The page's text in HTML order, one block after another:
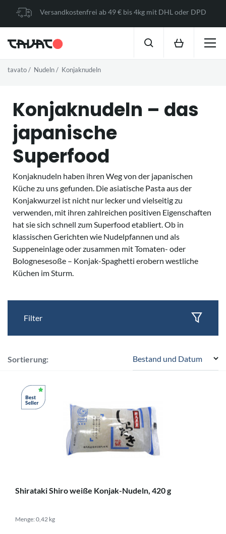
Versandkostenfrei ab 49 € bis 4kg mit DHL oder DPD
tavato Nudeln Konjaknudeln
Konjaknudeln – das
japanische
Superfood
Konjaknudeln haben ihren Weg von der japanischen
Küche zu uns gefunden. Die asiatische Pasta aus der
Konjakwurzel ist nicht nur lecker und vielseitig zu
verwenden, mit ihren zahlreichen positiven Eigenschaften
hat sie sich schnell zum Superfood etabliert. Ob in
klassischen Gerichten wie Nudelpfannen und als
Suppeneinlage oder zusammen mit Tomaten- oder
Bolognesesoße – Konjak-Spaghetti erobern westliche
Küchen im Sturm.
Filter
Sortierung: Bestand und Datum
Shirataki Shiro weiße Konjak-Nudeln, 420 g
Menge: 0,42 kg